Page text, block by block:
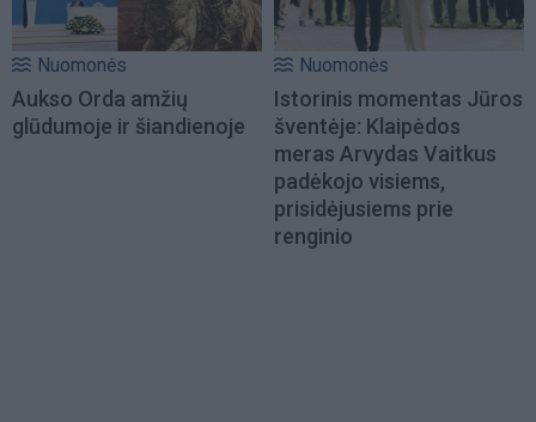
Nuomonės
Aukso Orda amžių
glūdumoje ir šiandienoje
Nuomonės
Istorinis momentas Jūros
šventėje: Klaipėdos
meras Arvydas Vaitkus
padėkojo visiems,
prisidėjusiems prie
renginio